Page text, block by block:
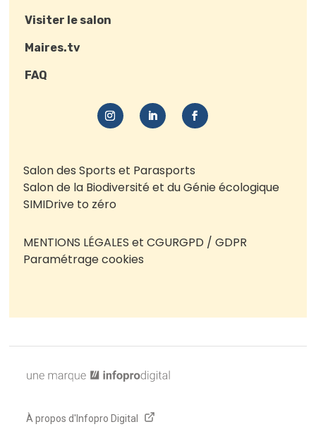
Visiter le salon
Maires.tv
FAQ
Salon des Sports et Parasports
Salon de la Biodiversité et du Génie écologique
SIMIDrive to zéro
MENTIONS LÉGALES et CGURGPD / GDPR
Paramétrage cookies